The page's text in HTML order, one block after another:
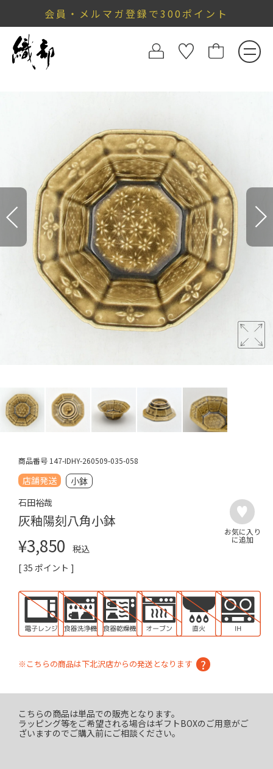
会員・メルマガ登録で300ポイント
商品番号 147-IDHY-260509-035-058
店舗発送
小鉢
石田裕哉
灰釉陽刻八角小鉢
¥3,850
税込
[ 35 ポイント ]
※こちらの商品は下北沢店からの発送となります
こちらの商品は単品での販売となります。
ラッピング等をご希望される場合はギフトBOXのご用意がご
ざいますのでご購入前にご相談ください。